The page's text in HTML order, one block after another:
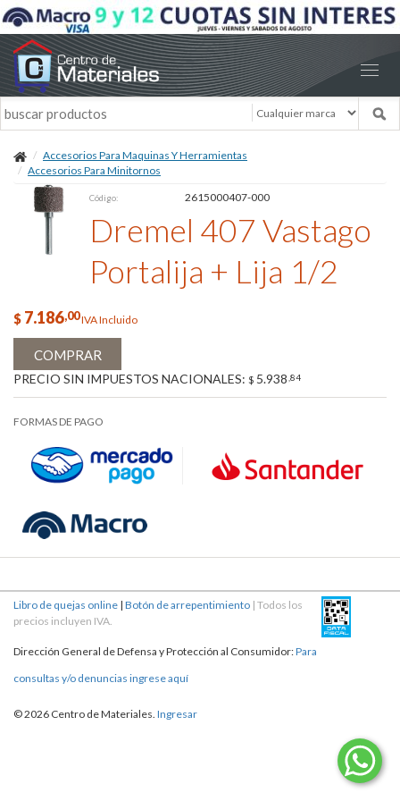
Accesorios Para Maquinas Y Herramientas
Accesorios Para Minitornos
Código: 2615000407-000
Dremel 407 Vastago
Portalija + Lija 1/2
$ 7.186,00IVA Incluido
COMPRAR
PRECIO SIN IMPUESTOS NACIONALES: $ 5.938 ,84
FORMAS DE PAGO
Libro de quejas online | Botón de arrepentimiento | Todos los
precios incluyen IVA.
Dirección General de Defensa y Protección al Consumidor:Para
consultas y/o denuncias ingrese aquí
© 2026 Centro de Materiales. Ingresar